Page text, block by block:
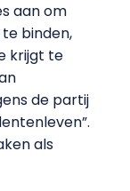
aan om
binden,
krijgt te
de partij
als